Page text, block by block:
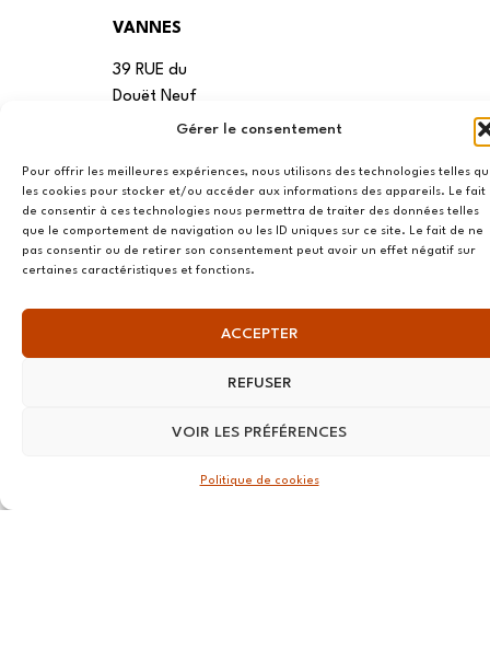
Gérer le consentement
Pour offrir les meilleures expériences, nous utilisons des technologies telles
les cookies pour stocker et/ou accéder aux informations des appareils. Le fait
de consentir à ces technologies nous permettra de traiter des données telles
que le comportement de navigation ou les ID uniques sur ce site. Le fait de ne
pas consentir ou de retirer son consentement peut avoir un effet négatif sur
certaines caractéristiques et fonctions.
ACCEPTER
REFUSER
VOIR LES PRÉFÉRENCES
Politique de cookies
VANNES
39 RUE du
Douët Neuf
LILLE
13 RUE
STRASBOURG